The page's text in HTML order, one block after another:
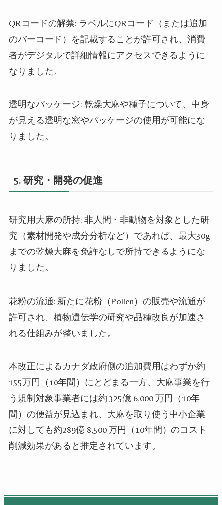
QRコードの解禁: ラベルにQRコード（または追加
のバーコード）を記載することが許可され、消費
者がデジタルで詳細情報にアクセスできるように
なりました。
透明なパッケージ: 乾燥大麻や種子について、中身
が見える透明な窓やパッケージの使用が可能にな
りました。
5. 研究・開発の促進
研究用大麻の所持: 非人間・非動物を対象とした研
究（素材開発や成分分析など）であれば、最大30g
までの乾燥大麻を免許なしで所持できるようにな
りました。
花粉の流通: 新たに花粉（ Pollen）の販売や流通が
許可され、植物遺伝学の研究や品種改良が加速さ
れる仕組みが整いました。
本改正によるカナダ政府側の追加費用はわずか約
155万円（10年間）にとどまる一方、大麻事業を行
う規制対象事業者には約 325億6,000万円（10年
間）の便益が見込まれ、大麻を取り使う中小企業
に対しても約289億8,500万円（10年間）のコスト
削減効果があると推定されています。